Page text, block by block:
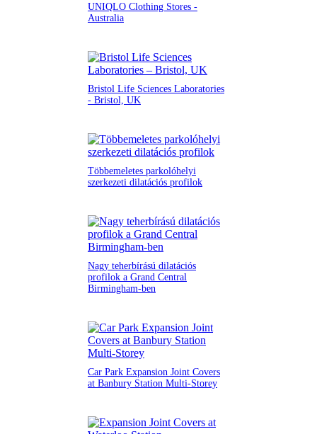
UNIQLO Clothing Stores -
Australia
Bristol Life Sciences Laboratories
- Bristol, UK
Többemeletes parkolóhelyi
szerkezeti dilatációs profilok
Nagy teherbírású dilatációs
profilok a Grand Central
Birmingham-ben
Car Park Expansion Joint Covers
at Banbury Station Multi-Storey